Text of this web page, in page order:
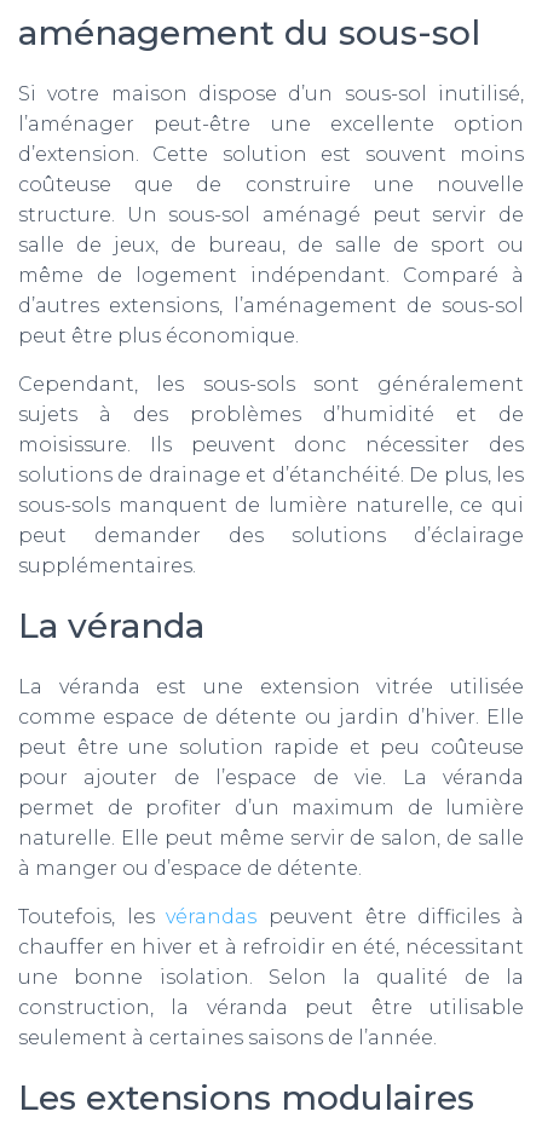
aménagement du sous-sol
Si votre maison dispose d’un sous-sol inutilisé,
l’aménager peut-être une excellente option
d’extension. Cette solution est souvent moins
coûteuse que de construire une nouvelle
structure. Un sous-sol aménagé peut servir de
salle de jeux, de bureau, de salle de sport ou
même de logement indépendant. Comparé à
d’autres extensions, l’aménagement de sous-sol
peut être plus économique.
Cependant, les sous-sols sont généralement
sujets à des problèmes d’humidité et de
moisissure. Ils peuvent donc nécessiter des
solutions de drainage et d’étanchéité. De plus, les
sous-sols manquent de lumière naturelle, ce qui
peut demander des solutions d’éclairage
supplémentaires.
La véranda
La véranda est une extension vitrée utilisée
comme espace de détente ou jardin d’hiver. Elle
peut être une solution rapide et peu coûteuse
pour ajouter de l’espace de vie. La véranda
permet de profiter d’un maximum de lumière
naturelle. Elle peut même servir de salon, de salle
à manger ou d’espace de détente.
Toutefois, lesvérandas peuvent être difficiles à
chauffer en hiver et à refroidir en été, nécessitant
une bonne isolation. Selon la qualité de la
construction, la véranda peut être utilisable
seulement à certaines saisons de l’année.
Les extensions modulaires